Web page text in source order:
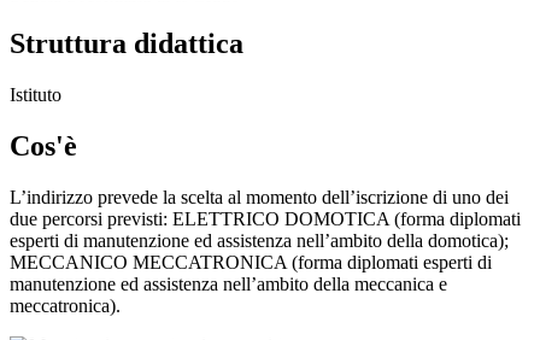
Struttura didattica
Istituto
Cos'è
L’indirizzo prevede la scelta al momento dell’iscrizione di uno dei
due percorsi previsti: ELETTRICO DOMOTICA (forma diplomati
esperti di manutenzione ed assistenza nell’ambito della domotica);
MECCANICO MECCATRONICA (forma diplomati esperti di
manutenzione ed assistenza nell’ambito della meccanica e
meccatronica).